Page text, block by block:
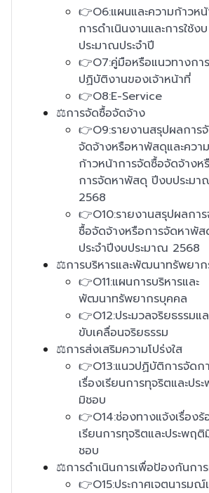
👉O6:แผนและความก้าวหน้
การดำเนินงานและการใช้งบ
ประมาณประจำปี
👉O7:คู่มือหรือแนวทางการ
ปฏิบัติงานของเจ้าหน้าที่
👉O8:E-Service
⚖️การจัดซื้อจัดจ้าง
👉O9:รายงานสรุปผลการ
จัดจ้างหรือหาพัสดุและความ
ก้าวหน้าการจัดซื้อจัดจ้างห
การจัดหาพัสดุ ปีงบประมา
2568
👉O10:รายงานสรุปผลกา
ซื้อจัดจ้างหรือการจัดหาพั
ประจำปีงบประมาณ 2568
⚖️การบริหารและพัฒนาทรัพยา
👉O11:แผนการบริหารและ
พัฒนาทรัพยากรบุคคล
👉O12:ประมวลจริยธรรมแ
ขับเคลื่อนจริยธรรม
⚖️การส่งเสริมความโปร่งใส
👉O13:แนวปฏิบัติการจัดก
เรื่องเรียนการทุจริตและปร
มิชอบ
👉O14:ช่องทางแจ้งเรื่องร้
เรียนการทุจริตและประพฤติ
ชอบ
⚖️การดำเนินการเพื่อป้องกันกา
👉O15:ประกาศเจตนารมณ์